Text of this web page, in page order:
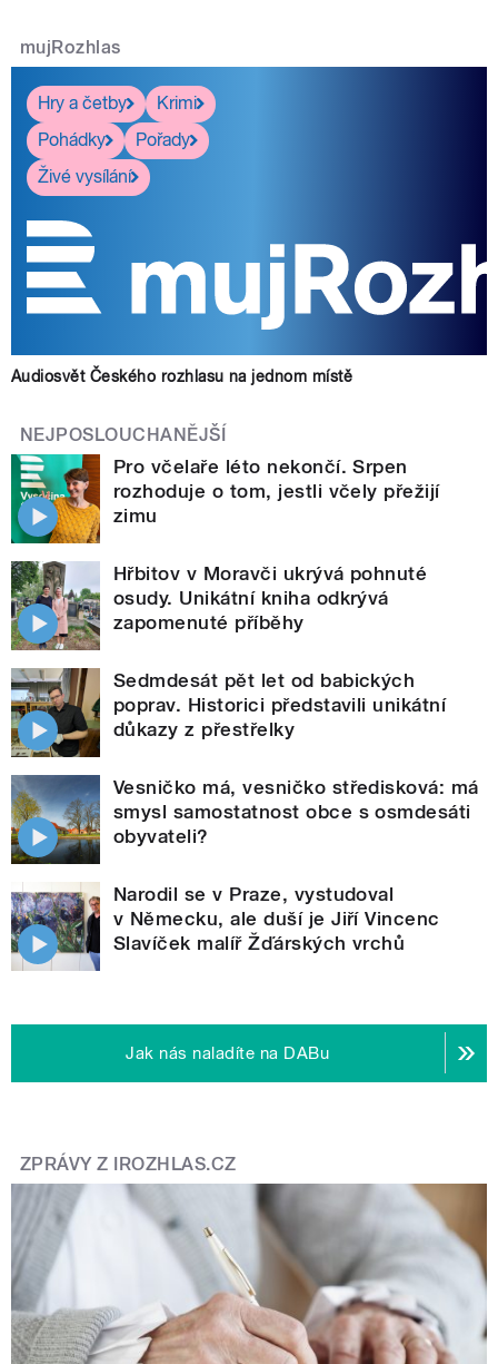
mujRozhlas
Hry a četby
Krimi
Pohádky
Pořady
Živé vysílání
Audiosvět Českého rozhlasu na jednom místě
NEJPOSLOUCHANĚJŠÍ
Pro včelaře léto nekončí. Srpen
rozhoduje o tom, jestli včely přežijí
zimu
Hřbitov v Moravči ukrývá pohnuté
osudy. Unikátní kniha odkrývá
zapomenuté příběhy
Sedmdesát pět let od babických
poprav. Historici představili unikátní
důkazy z přestřelky
Vesničko má, vesničko středisková: má
smysl samostatnost obce s osmdesáti
obyvateli?
Narodil se v Praze, vystudoval
v Německu, ale duší je Jiří Vincenc
Slavíček malíř Žďárských vrchů
Jak nás naladíte na DABu
ZPRÁVY Z IROZHLAS.CZ